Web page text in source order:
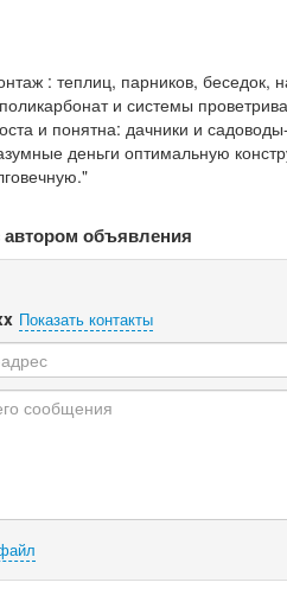
: теплиц, парников, беседок,
и системы
и понятна: дачники и
деньги оптимальную
объявления
Показать контакты